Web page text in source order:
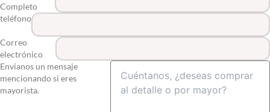
Completo
teléfono
Correo
electrónico
Envianos un mensaje
mencionando si eres
mayorista.